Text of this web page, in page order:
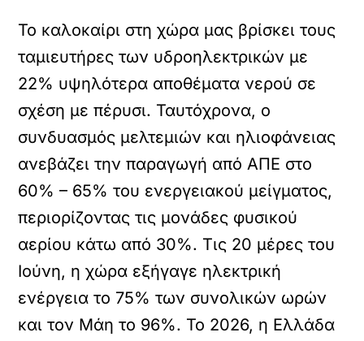
To καλοκαίρι στη χώρα μας βρίσκει τους
ταμιευτήρες των υδροηλεκτρικών με
22% υψηλότερα αποθέματα νερού σε
σχέση με πέρυσι. Ταυτόχρονα, ο
συνδυασμός μελτεμιών και ηλιοφάνειας
ανεβάζει την παραγωγή από ΑΠΕ στο
60% – 65% του ενεργειακού μείγματος,
περιορίζοντας τις μονάδες φυσικού
αερίου κάτω από 30%. Τις 20 μέρες του
Ιούνη, η χώρα εξήγαγε ηλεκτρική
ενέργεια το 75% των συνολικών ωρών
και τον Μάη το 96%. Το 2026, η Ελλάδα